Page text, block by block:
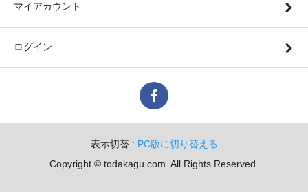
マイアカウント
ログイン
表示切替 : PC版に切り替える
Copyright © todakagu.com. All Rights Reserved.